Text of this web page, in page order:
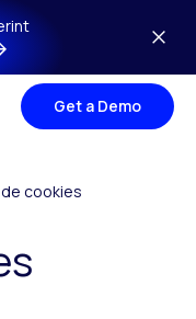
Get a Demo
cookies